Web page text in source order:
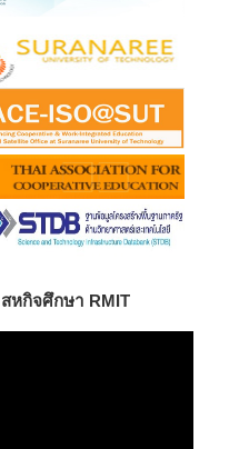
สหกิจศึกษา RMIT